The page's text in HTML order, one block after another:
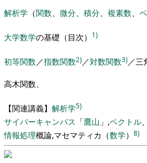
解析学 （関数、 微分、 積分、 複素数、
大学数学の基礎 （目次） 1)
初等関数／指数関数2)／対数関数3)／三
高木関数、
【関連講義】 解析学5)
サイバーキャンパス 「鷹山 」 ,ベクトル、
情報処理概論,マセマティカ （数学） 8)